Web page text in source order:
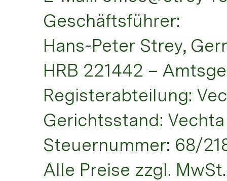
Geschäftsführer:
Hans-Peter Strey,
HRB 221442 –
Registerabteilung:
Gerichtsstand: Vechta
Steuernummer: 68/
Alle Preise zzgl.